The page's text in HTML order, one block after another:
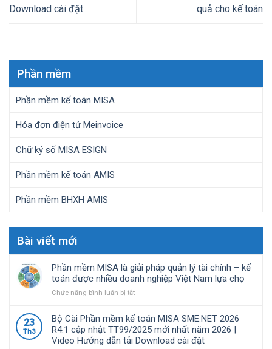
Download cài đặt
quả cho kế toán
Phần mềm
Phần mềm kế toán MISA
Hóa đơn điện tử Meinvoice
Chữ ký số MISA ESIGN
Phần mềm kế toán AMIS
Phần mềm BHXH AMIS
Bài viết mới
Phần mềm MISA là giải pháp quản lý tài chính – kế
toán được nhiều doanh nghiệp Việt Nam lựa chọ
Chức năng bình luận bị tắtở
mềm
MISA
là
giải
23
Th3
Bộ Cài Phần mềm kế toán MISA SME.NET 2026
R4.1 cập nhật TT99/2025 mới nhất năm 2026 |
Video Hướng dẫn tải Download cài đặt